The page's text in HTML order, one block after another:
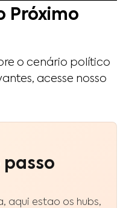
Próximo
o cenário político
acesse nosso
aqui estao os hubs,